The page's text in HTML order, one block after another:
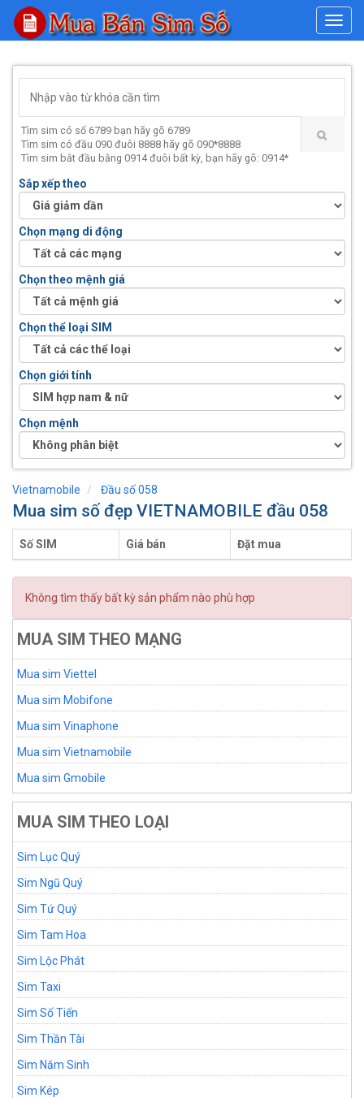
#
Tìm sim có số 6789 bạn hãy gõ 6789
Tìm sim có đầu 090 đuôi 8888 hãy gõ 090*8888
Tìm sim bắt đầu bằng 0914 đuôi bất kỳ, bạn hãy gõ: 0914*
Sắp xếp theo
Chọn mạng di động
Chọn theo mệnh giá
Chọn thể loại SIM
Chọn giới tính
Chọn mệnh
Vietnamobile Đầu số 058
Mua sim số đẹp VIETNAMOBILE đầu 058
Số SIM Giá bán Đặt mua
Không tìm thấy bất kỳ sản phẩm nào phù hợp
MUA SIM THEO MẠNG
Mua sim Viettel
Mua sim Mobifone
Mua sim Vinaphone
Mua sim Vietnamobile
Mua sim Gmobile
MUA SIM THEO LOẠI
Sim Lục Quý
Sim Ngũ Quý
Sim Tứ Quý
Sim Tam Hoa
Sim Lộc Phát
Sim Taxi
Sim Số Tiến
Sim Thần Tài
Sim Năm Sinh
Sim Kép